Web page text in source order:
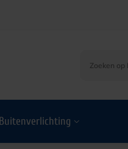
Buitenverlichting